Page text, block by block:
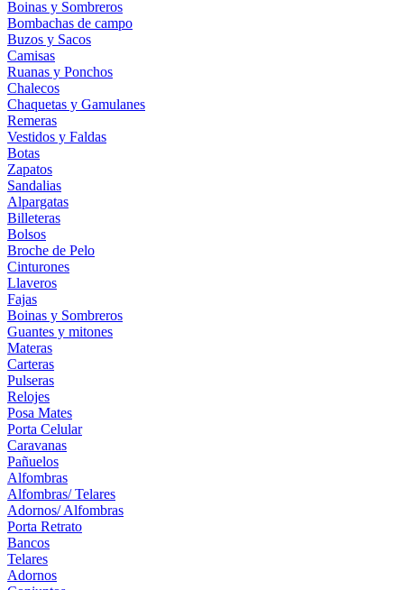
Boinas y Sombreros
Bombachas de campo
Buzos y Sacos
Camisas
Ruanas y Ponchos
Chalecos
Chaquetas y Gamulanes
Remeras
Vestidos y Faldas
Botas
Zapatos
Sandalias
Alpargatas
Billeteras
Bolsos
Broche de Pelo
Cinturones
Llaveros
Fajas
Boinas y Sombreros
Guantes y mitones
Materas
Carteras
Pulseras
Relojes
Posa Mates
Porta Celular
Caravanas
Pañuelos
Alfombras
Alfombras/ Telares
Adornos/ Alfombras
Porta Retrato
Bancos
Telares
Adornos